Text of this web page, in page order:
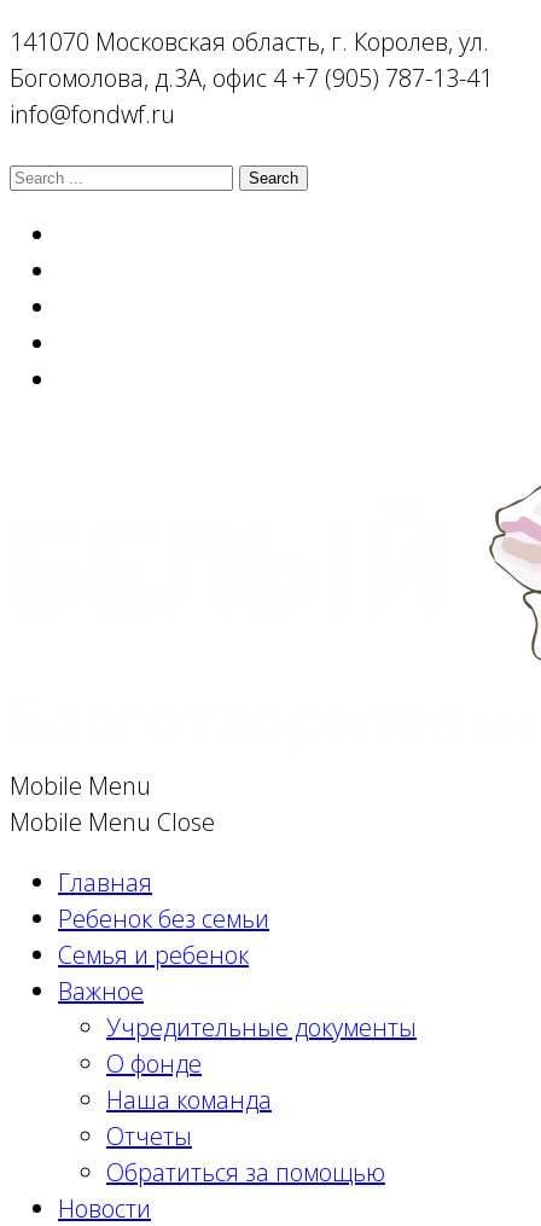
141070 Московская область, г. Королев, ул.
Богомолова, д.3А, офис 4+7 (905) 787-13-41
info@fondwf.ru
Mobile Menu
Mobile Menu Close
Главная
Ребенок без семьи
Семья и ребенок
Важное
Учредительные документы
О фонде
Наша команда
Отчеты
Обратиться за помощью
Новости